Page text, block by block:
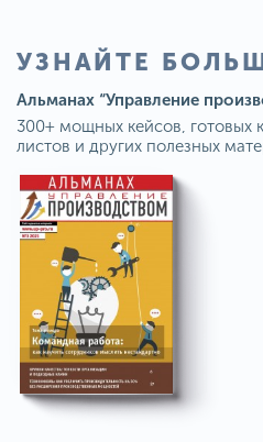
УЗНАЙТЕ
Альманах “Управление
300+ мощных кейсов, готовых
листов и других полезных